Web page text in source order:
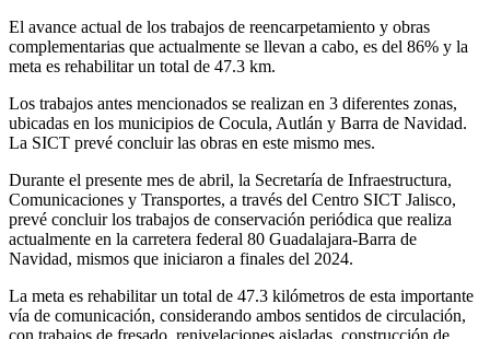
El avance actual de los trabajos de reencarpetamiento y obras
complementarias que actualmente se llevan a cabo, es del 86% y la
meta es rehabilitar un total de 47.3 km.
Los trabajos antes mencionados se realizan en 3 diferentes zonas,
ubicadas en los municipios de Cocula, Autlán y Barra de Navidad.
La SICT prevé concluir las obras en este mismo mes.
Durante el presente mes de abril, la Secretaría de Infraestructura,
Comunicaciones y Transportes, a través del Centro SICT Jalisco,
prevé concluir los trabajos de conservación periódica que realiza
actualmente en la carretera federal 80 Guadalajara-Barra de
Navidad, mismos que iniciaron a finales del 2024.
La meta es rehabilitar un total de 47.3 kilómetros de esta importante
vía de comunicación, considerando ambos sentidos de circulación,
con trabajos de fresado, renivelaciones aisladas, construcción de